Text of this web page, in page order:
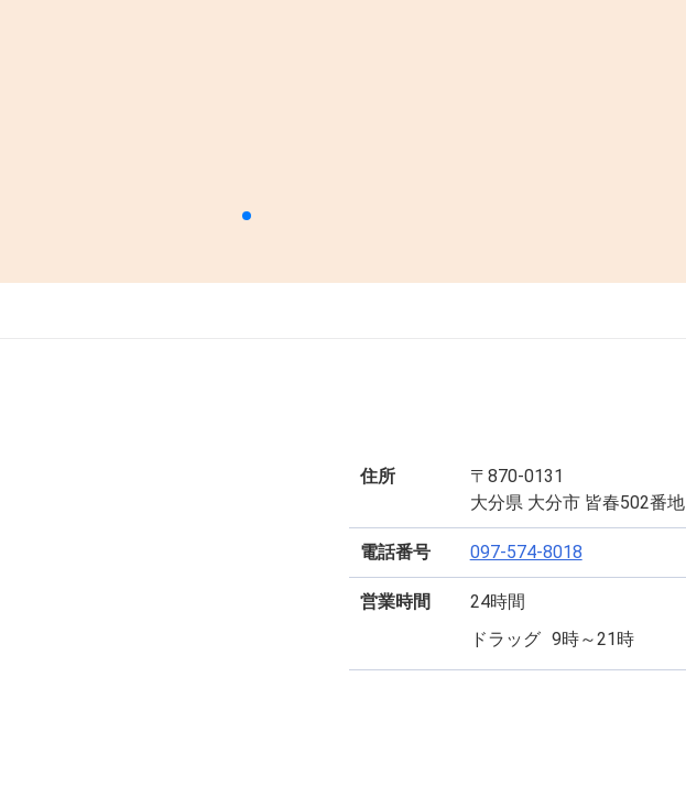
住所
〒870-0131
大分県 大分市 皆春502番地
電話番号 097-574-8018
営業時間
24時間
ドラッグ 9時～21時